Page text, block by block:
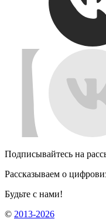
Подписывайтесь на
Рассказываем о
Будьте с нами!
© 2013-2026